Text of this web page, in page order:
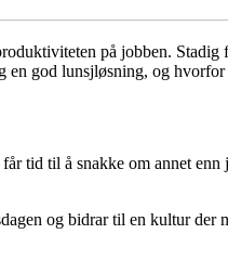
på jobben. Stadig
god lunsjløsning, og
tid til å snakke om annet
og bidrar til en kultur der